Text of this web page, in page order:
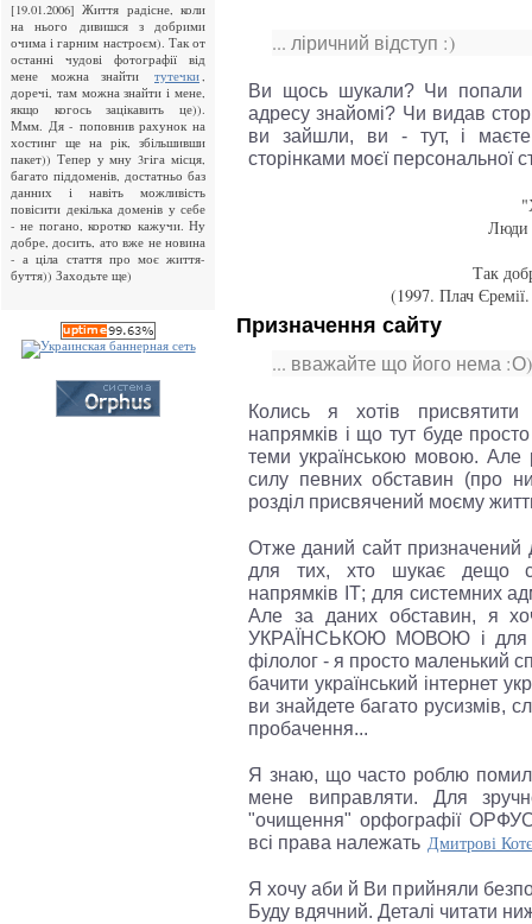
[19.01.2006] Життя радісне, коли
на нього дивишся з добрими
очима і гарним настроєм). Так от
останні чудові фотографії від
мене можна знайти
тутечки,
доречі, там можна знайти і мене,
якщо когось зацікавить це)).
Ммм. Дя - поповнив рахунок на
хостинг ще на рік, збільшивши
пакет)) Тепер у мну 3гіга місця,
багато піддоменів, достатньо баз
данних і навіть можливість
повісити декілька доменів у себе
- не погано, коротко кажучи. Ну
добре, досить, ато вже не новина
- а ціла стаття про моє життя-
буття)) Заходьте ще)
... ліричний відступ :)
Ви щось шукали? Чи попали
адресу знайомі? Чи видав
ви зайшли, ви - тут, і маєте
сторінками моєї персональної
Люди
Так
(1997. Плач
Призначення сайту
... вважайте що його нема :О)
Колись я хотів присвятити
напрямків і що тут буде
теми українською мовою. Але
силу певних обставин (про
розділ присвячений моєму
Отже даний сайт призначений
для тих, хто шукає дещо
напрямків ІТ; для системних
Але за даних обставин, я
УКРАЇНСЬКОЮ МОВОЮ і для
філолог - я просто маленький
бачити український інтернет
ви знайдете багато русизмів,
пробачення...
Я знаю, що часто роблю
мене виправляти. Для
"очищення" орфографії
всі права належать Дмитрові
Я хочу аби й Ви прийняли
Буду вдячний. Деталі читати